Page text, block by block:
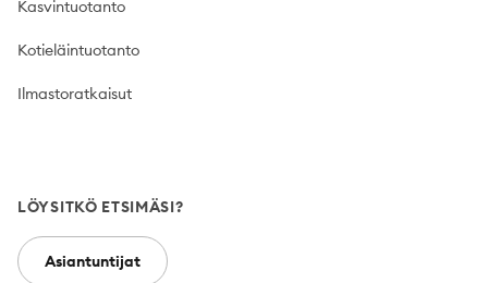
Kasvintuotanto
Kotieläintuotanto
Ilmastoratkaisut
LÖYSITKÖ ETSIMÄSI?
Asiantuntijat